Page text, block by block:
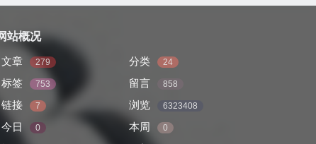
站概况
文章 279 分类 24
标签 753 留言 858
链接 7 浏览 6323408
今日 0 本周 0